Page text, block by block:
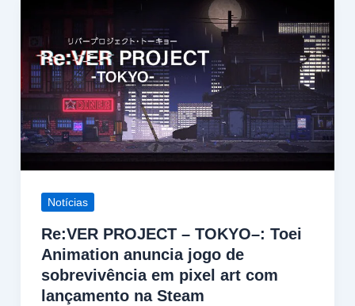
Notícias
Re:VER PROJECT – TOKYO–: Toei
Animation anuncia jogo de
sobrevivência em pixel art com
lançamento na Steam